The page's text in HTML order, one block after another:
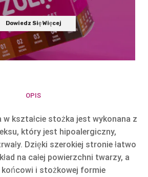
Dowiedz Się Więcej
OPIS
w kształcie stożka jest wykonana z
który jest hipoalergiczny,
Dzięki szerokiej stronie łatwo
na całej powierzchni twarzy, a
i stożkowej formie